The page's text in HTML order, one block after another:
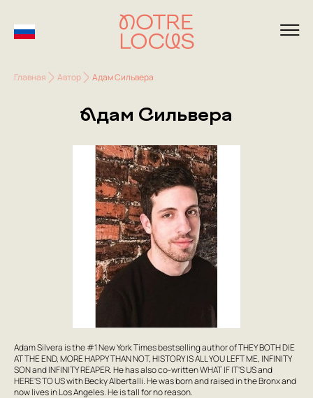
Главная Автор Адам Сильвера
Адам Сильвера
Adam Silvera is the #1 New York Times bestselling author of THEY BOTH DIE
AT THE END, MORE HAPPY THAN NOT, HISTORY IS ALL YOU LEFT ME, INFINITY
SON and INFINITY REAPER. He has also co-written WHAT IF IT'S US and
HERE'S TO US with Becky Albertalli. He was born and raised in the Bronx and
now lives in Los Angeles. He is tall for no reason.